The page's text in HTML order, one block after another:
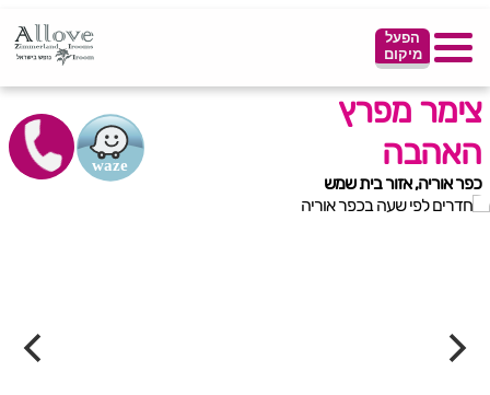
הפעל
מיקום
צימר מפרץ
האהבה
כפר אוריה, אזור בית שמש